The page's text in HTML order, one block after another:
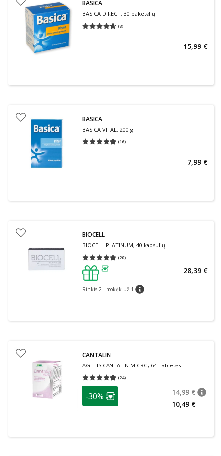
BASICA
BASICA DIRECT, 30 paketėlių
(8)
Vidutinis įvertinimas 4.63
15,99 €
BASICA
BASICA VITAL, 200 g
(16)
Vidutinis įvertinimas 4.94
7,99 €
BIOCELL
BIOCELL PLATINUM, 40 kapsulių
(20)
Vidutinis įvertinimas 5.00
patarimas
Rinkis 2 - mokėk už 1 patarimas
28,39 €
CANTALIN
AGETIS CANTALIN MICRO, 64 Tabletės
(24)
Vidutinis įvertinimas 4.92
patarimas
Lojalumo klubo narių nuolaida
-30% 14,99 €
10,49 €